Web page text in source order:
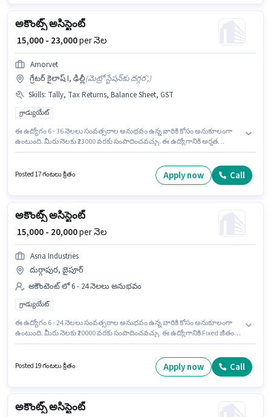
అకౌంట్స్ అసిస్టెంట్
₹ 15,000 - 23,000per నెల
Amorvet
గ్రేటర్ కైలాష్ I, ఢిల్లీ(మెట్రో స్టేషన్‌కు దగ్గర',)
Skills: Tally, Tax Returns, Balance Sheet, GST
గ్రాడ్యుయేట్
ఈ ఉద్యోగం 6 - 36 నెలలు సంవత్సరాల అనుభవం ఉన్న వారికి కోసం అనుకూలంగా
ఉంటుంది. మీరు నెలకు ₹23000 వరకు సంపాదించవచ్చు. ఈ ఉద్యోగానికి అర్హత
ఉద్యోగానికి Fixed జీతం అందుబాటులో ఉంది. ఈ ఖాళీ గ్రేటర్ కైలాష్ I, ఢిల్లీ లో ఉంది.
Amorvet లో అకౌంటెంట్ విభాగంలో అకౌంట్స్ అసిస్టెంట్ గా చేరండి.
Posted 17 గంటలు క్రితం Apply now Call
అకౌంట్స్ అసిస్టెంట్
₹ 15,000 - 20,000per నెల
Asria Industries
దుర్గాపుర, జైపూర్
అకౌంటెంట్ లో 6 - 24 నెలలు అనుభవం
గ్రాడ్యుయేట్
ఈ ఉద్యోగం 6 - 24 నెలలు సంవత్సరాల అనుభవం ఉన్న వారికి కోసం అనుకూలంగా
ఉంటుంది. మీరు నెలకు ₹20000 వరకు సంపాదించవచ్చు. ఈ ఉద్యోగానికి Fixed జీతం
విభాగంలో అకౌంట్స్ అసిస్టెంట్ ఉద్యోగానికి క్రియాశీలకంగా నియామకం జరుగుతోంది.
Posted 19 గంటలు క్రితం Apply now Call
అకౌంట్స్ అసిస్టెంట్